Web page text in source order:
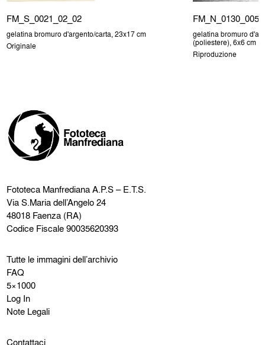
FM_S_0021_02_02
gelatina bromuro d'argento/carta, 23x17 cm
Originale
FM_N_0130_005
gelatina bromuro
(poliestere), 6x6 cm
Riproduzione
Fototeca ManfredianaA.P.S – E.T.S.
Via S.Maria dell’Angelo 24
48018 Faenza (RA)
Codice Fiscale 90035620393
Tutte le immagini dell’archivio
FAQ
5×1000
Log In
Note Legali
Contattaci